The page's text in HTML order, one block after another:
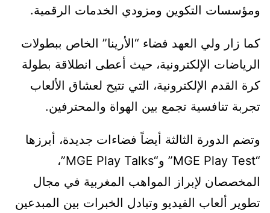
ومؤسسات التكوين ومزودي الخدمات الرقمية.
كما زار ولي العهد فضاء “الأرينا” الخاص ببطولات
الرياضات الإلكترونية، حيث أعطى انطلاقة بطولة
كرة القدم الإلكترونية، التي تتيح لعشاق الألعاب
تجربة تنافسية تجمع بين الهواة والمحترفين.
وتضم الدورة الثالثة أيضاً فضاءات جديدة، أبرزها
“MGE Play Test” و“MGE Play Talks”،
المخصصان لإبراز المواهب المغربية في مجال
تطوير ألعاب الفيديو وتبادل الخبرات بين المبدعين